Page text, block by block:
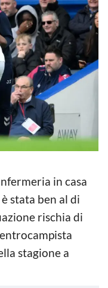
in casa
stata ben al di
rischia di
stagione a